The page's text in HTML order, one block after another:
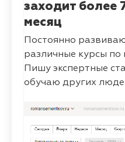
заходит более
месяц
Постоянно
различные курсы по
Пишу экспертные
обучаю других